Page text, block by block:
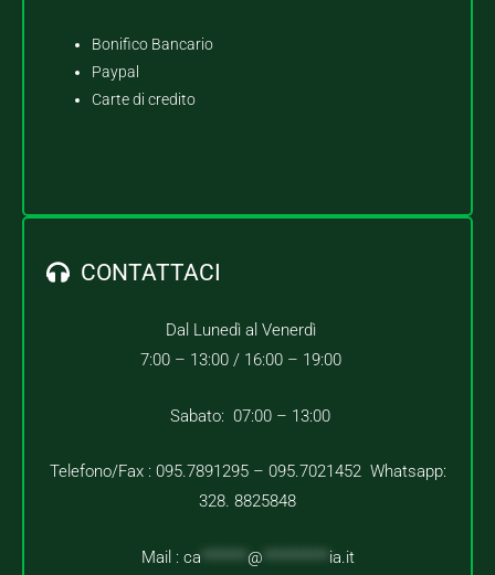
Bonifico Bancario
Paypal
Carte di credito
CONTATTACI
Dal Lunedì al Venerdì
7:00 – 13:00 / 16:00 – 19:00
Sabato: 07:00 – 13:00
Telefono/Fax : 095.7891295 – 095.7021452 Whatsapp:
328. 8825848
Mail : ca @ ia.it